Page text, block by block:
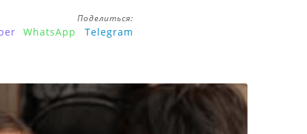
Поделиться:
WhatsApp Telegram